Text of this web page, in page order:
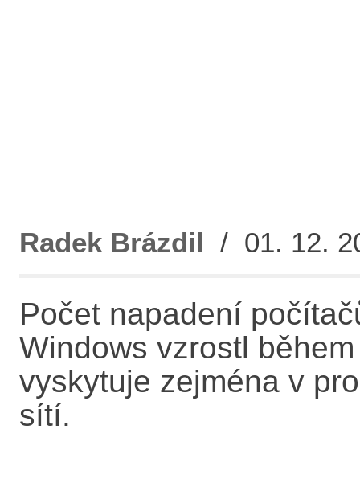
Radek Brázdil / 01. 12.
Počet napadení
Windows vzrostl
vyskytuje zejména v
sítí.